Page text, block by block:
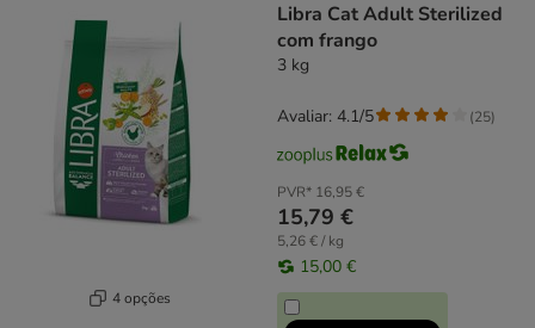
4 opções
Libra Cat Adult Sterilized
com frango
3 kg
PVR* 16,95 €
15,79 €
5,26 € / kg
15,00 €
Avaliar: 4.1/5 (25)